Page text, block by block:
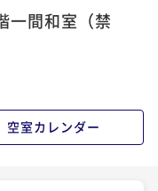
だく夏のプラン
一間和室（禁
空室カレンダー